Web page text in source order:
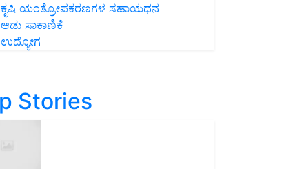
ಕೃಷಿ ಯಂತ್ರೋಪಕರಣಗಳ ಸಹಾಯಧನ
ಆಡು ಸಾಕಾಣಿಕೆ
ಉದ್ಯೋಗ
Stories